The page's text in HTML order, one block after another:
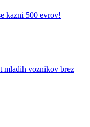
kazni 500 evrov!
mladih voznikov brez